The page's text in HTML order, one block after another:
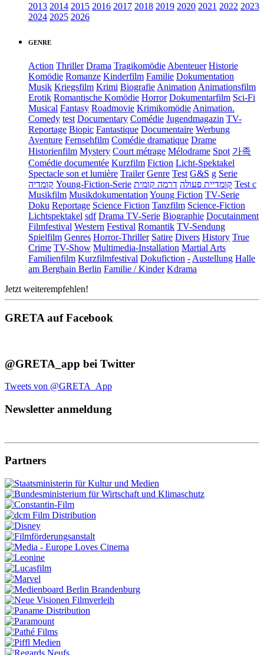
2013 2014 2015 2016 2017 2018 2019 2020 2021 2022 2023
2024 2025 2026
GENRE
Action Thriller Drama TragikomödieAbenteuer Historie
Komödie Romanze Kinderfilm Familie Dokumentation
Musik Kriegsfilm Krimi BiografieAnimationAnimationsfilm
Erotik Romantische Komödie Horror Dokumentarfilm Sci-Fi
Musical Fantasy Roadmovie KrimikomödieAnimation.
Comedy test Documentary Comédie Jugendmagazin TV-
Reportage Biopic Fantastique Documentaire Werbung
Aventure Fernsehfilm Comédie dramatique Drame
Historienfilm Mystery Court métrage Mélodrame Spot 가족
Comédie documentée Kurzfilm Fiction Licht-Spektakel
Spectacle son et lumière Trailer Genre Test G&S g Serie
קומדיה Young-Fiction-Serie קומדיית פעולה דרמה קומית
Test c
Musikfilm MusikdokumentationYoung Fiction TV-Serie
Doku Reportage Science Fiction Tanzfilm Science-Fiction
Lichtspektakel sdf Drama TV-Serie Biographie Docutainment
Filmfestival Western Festival Romantik TV-Sendung
Spielfilm Genres Horror-Thriller Satire Divers History True
Crime TV-Show Multimedia-Installation Martial Arts
Familienfilm Kurzfilmfestival Dokufiction -Austellung Halle
am Berghain Berlin Familie / Kinder Kdrama
Jetzt weiterempfehlen!
GRETA auf Facebook
@GRETA_app bei Twitter
Tweets von @GRETA_App
Newsletter anmeldung
Partners